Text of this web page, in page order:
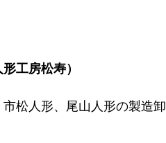
工房松寿）
市松人形、尾山人形の製造卸